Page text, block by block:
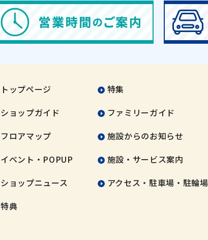
トップページ
ショップガイド
フロアマップ
イベント・POPUP
ショップニュース
特典
特集
ファミリーガイド
施設からのお知らせ
施設・サービス案内
アクセス・駐車場・駐輪場